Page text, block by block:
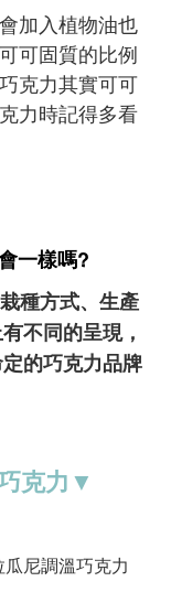
加入植物油也
可固質的比例
克力其實可可
力時記得多看
一樣嗎?
種方式、生產
不同的呈現，
的巧克力品牌
克力▼